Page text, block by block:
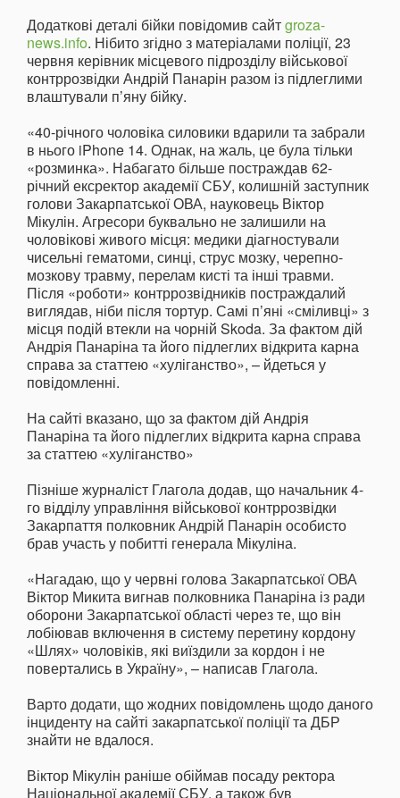
Додаткові деталі бійки повідомив сайтgroza-
news.info. Нібито згідно з матеріалами поліції, 23
червня керівник місцевого підрозділу військової
контррозвідки Андрій Панарін разом із підлеглими
влаштували п’яну бійку.
«40-річного чоловіка силовики вдарили та забрали
в нього iPhone 14. Однак, на жаль, це була тільки
«розминка». Набагато більше постраждав 62-
річний ексректор академії СБУ, колишній заступник
голови Закарпатської ОВА, науковець Віктор
Мікулін. Агресори буквально не залишили на
чоловікові живого місця: медики діагностували
чисельні гематоми, синці, струс мозку, черепно-
мозкову травму, перелам кисті та інші травми.
Після «роботи» контррозвідників постраждалий
виглядав, ніби після тортур. Самі п’яні «сміливці» з
місця подій втекли на чорній Skoda. За фактом дій
Андрія Панаріна та його підлеглих відкрита карна
справа за статтею «хуліганство», – йдеться у
повідомленні.
На сайті вказано, що за фактом дій Андрія
Панаріна та його підлеглих відкрита карна справа
за статтею «хуліганство»
Пізніше журналіст Глагола додав, що начальник 4-
го відділу управління військової контррозвідки
Закарпаття полковник Андрій Панарін особисто
брав участь у побитті генерала Мікуліна.
«Нагадаю, що у червні голова Закарпатської ОВА
Віктор Микита вигнав полковника Панаріна із ради
оборони Закарпатської області через те, що він
лобіював включення в систему перетину кордону
«Шлях» чоловіків, які виїздили за кордон і не
повертались в Україну», – написав Глагола.
Варто додати, що жодних повідомлень щодо даного
інциденту на сайті закарпатської поліції та ДБР
знайти не вдалося.
Віктор Мікулін раніше обіймав посаду ректора
Національної академії СБУ, а також був